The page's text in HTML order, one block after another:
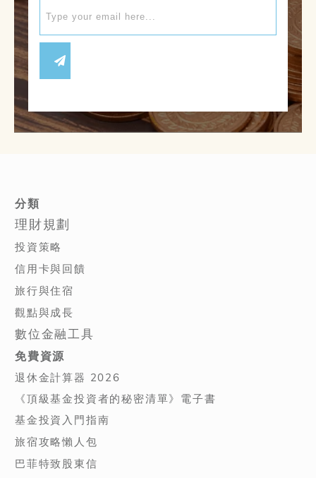
分類
理財規劃
投資策略
信用卡與回饋
旅行與住宿
觀點與成長
數位金融工具
免費資源
退休金計算器 2026
《頂級基金投資者的秘密清單》電子書
基金投資入門指南
旅宿攻略懶人包
巴菲特致股東信